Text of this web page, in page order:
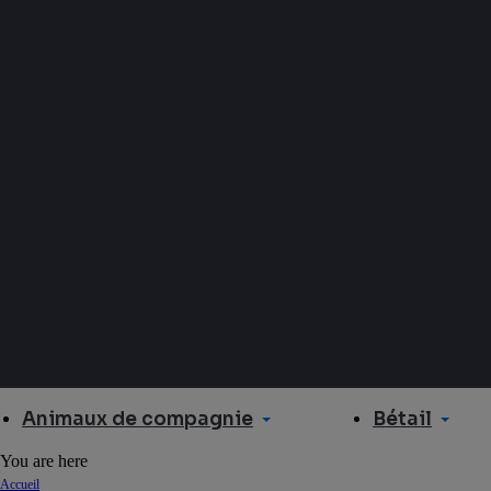
Animaux de compagnie Bétail
You are here
Accueil